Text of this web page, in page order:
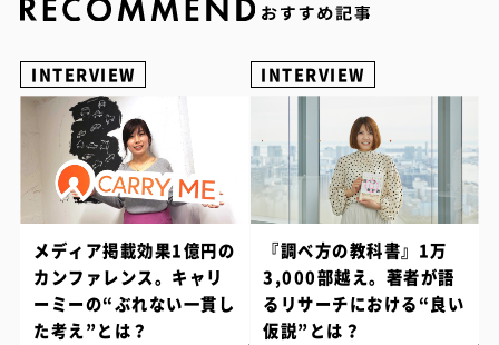
INTERVIEW
メディア掲載効果1億円の
カンファレンス。キャリ
ーミーの“ぶれない一貫し
た考え”とは？
INTERVIEW
『調べ方の教科書』1万
3,000部越え。著者が語
るリサーチにおける“良い
仮説”とは？